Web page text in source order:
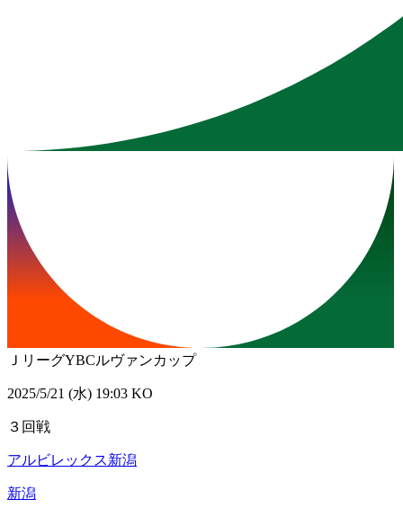
ＪリーグYBCルヴァンカップ
2025/5/21 (水) 19:03 KO
３回戦
アルビレックス新潟
新潟